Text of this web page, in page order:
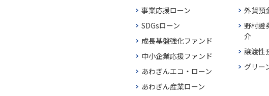
事業応援ローン
SDGsローン
成長基盤強化ファンド
中小企業応援ファンド
あわぎんエコ・ローン
あわぎん産業ローン
外貨預
野村證
介
譲渡性
グリー